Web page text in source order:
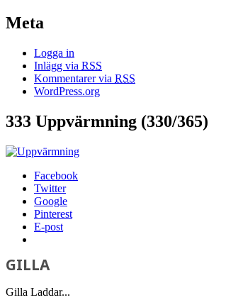
Meta
Logga in
Inlägg via RSS
Kommentarer via RSS
WordPress.org
333 Uppvärmning (330/365)
Facebook
Twitter
Google
Pinterest
E-post
GILLA
Gilla Laddar...